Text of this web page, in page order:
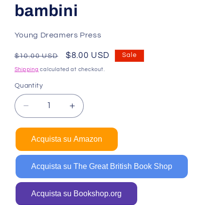
bambini
Young Dreamers Press
Regular
price
$10.00 USD
Sale
price
$8.00 USD Sale
Shipping calculated at checkout.
Quantity
Decrease
quantity
Mandala
da
colorare
bambini
Increase
quantity
Mandala
da
colorare
bambini
Acquista su Amazon
Acquista su The Great British Book Shop
Acquista su Bookshop.org